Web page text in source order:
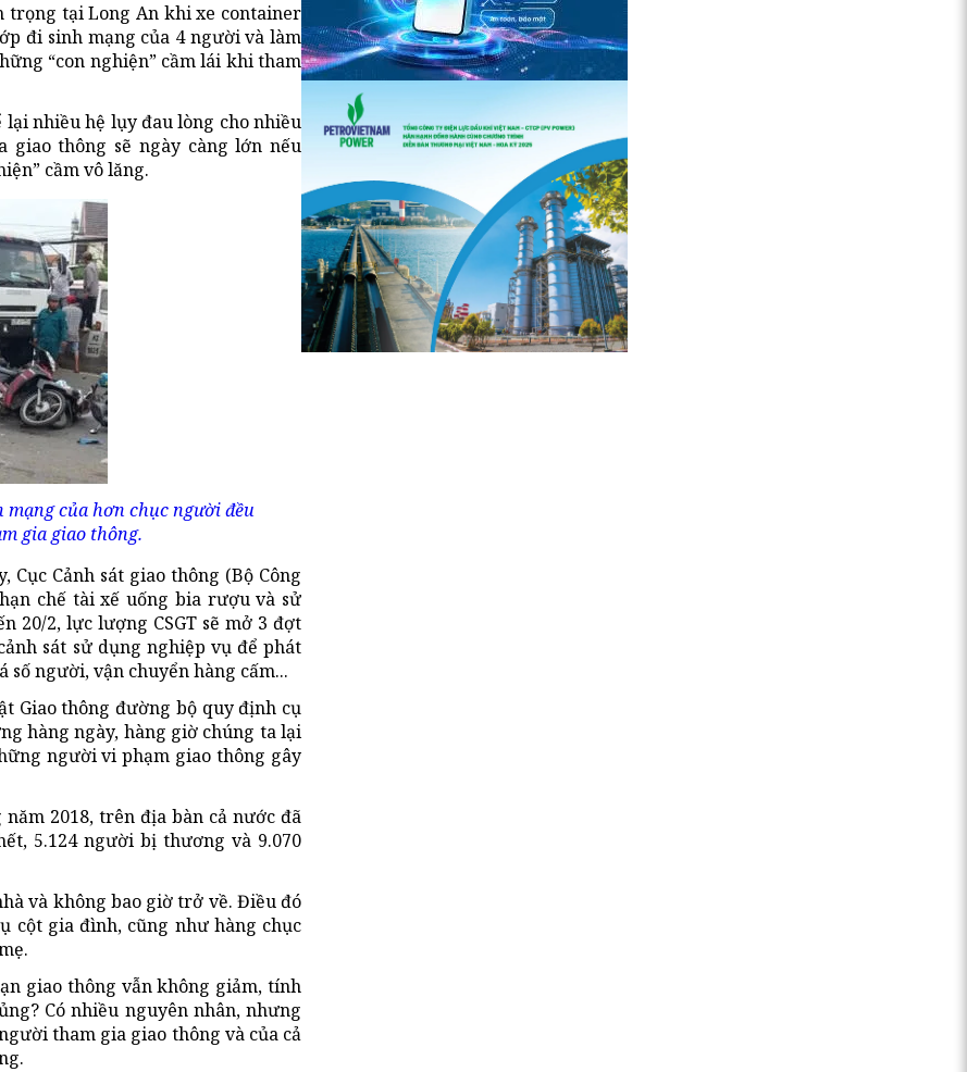
trọng tại Long An khi xe container
đi sinh mạng của 4 người và làm
“con nghiện” cầm lái khi tham
nhiều hệ lụy đau lòng cho nhiều
thông sẽ ngày càng lớn nếu
cầm vô lăng.
của hơn chục người đều
gia giao thông.
Cảnh sát giao thông (Bộ Công
chế tài xế uống bia rượu và sử
20/2, lực lượng CSGT sẽ mở 3 đợt
sát sử dụng nghiệp vụ để phát
số người, vận chuyển hàng cấm...
Giao thông đường bộ quy định cụ
hàng ngày, hàng giờ chúng ta lại
người vi phạm giao thông gây
2018, trên địa bàn cả nước đã
5.124 người bị thương và 9.070
và không bao giờ trở về. Điều đó
cột gia đình, cũng như hàng chục
giao thông vẫn không giảm, tính
Có nhiều nguyên nhân, nhưng
tham gia giao thông và của cả